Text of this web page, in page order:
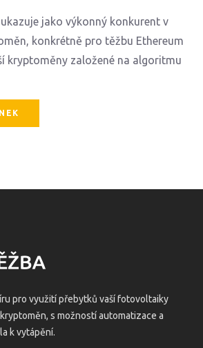
jako výkonný konkurent v
konkrétně pro těžbu Ethereum
kryptoměny založené na algoritmu
pro využití přebytků vaší fotovoltaiky
s možností automatizace a
k vytápění.